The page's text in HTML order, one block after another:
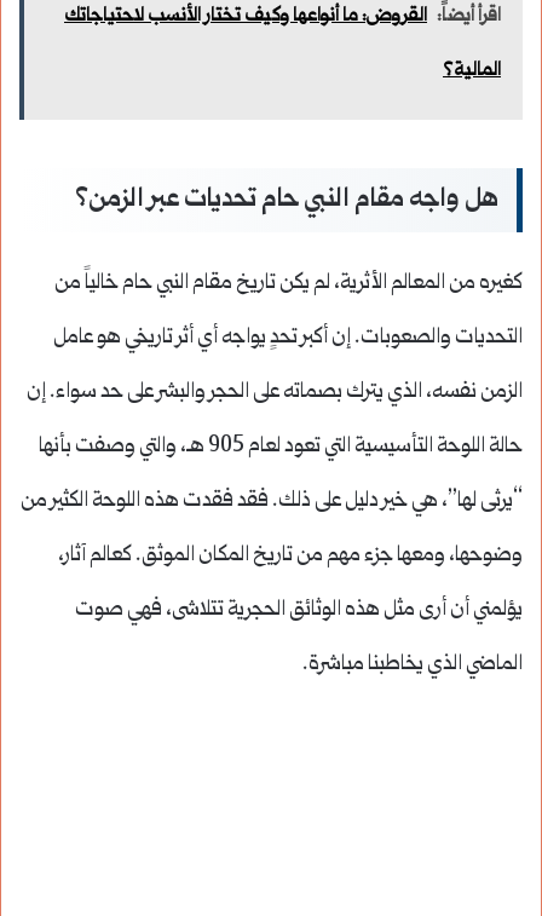
اقرأ أيضاً: القروض: ما أنواعها وكيف تختار الأنسب لاحتياجاتك
المالية؟
هل واجه مقام النبي حام تحديات عبر الزمن؟
كغيره من المعالم الأثرية، لم يكن تاريخ مقام النبي حام خالياً من
التحديات والصعوبات. إن أكبر تحدٍ يواجه أي أثر تاريخي هو عامل
الزمن نفسه، الذي يترك بصماته على الحجر والبشر على حد سواء. إن
حالة اللوحة التأسيسية التي تعود لعام 905 هـ، والتي وصفت بأنها
“يرثى لها”، هي خير دليل على ذلك. فقد فقدت هذه اللوحة الكثير من
وضوحها، ومعها جزء مهم من تاريخ المكان الموثق. كعالم آثار،
يؤلمني أن أرى مثل هذه الوثائق الحجرية تتلاشى، فهي صوت
الماضي الذي يخاطبنا مباشرة.